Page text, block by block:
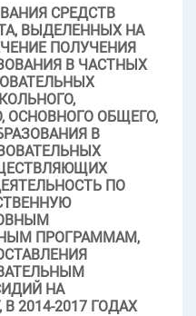
СРЕДСТВ
ВЫДЕЛЕННЫХ НА
ПОЛУЧЕНИЯ
В ЧАСТНЫХ
ОСНОВНОГО ОБЩЕГО,
В
ПО
ПРОГРАММАМ,
НА
2014-2017 ГОДАХ